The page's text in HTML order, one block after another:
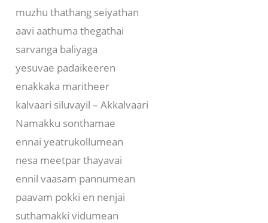
muzhu thathang seiyathan
aavi aathuma thegathai
sarvanga baliyaga
yesuvae padaikeeren
enakkaka maritheer
kalvaari siluvayil – Akkalvaari
Namakku sonthamae
ennai yeatrukollumean
nesa meetpar thayavai
ennil vaasam pannumean
paavam pokki en nenjai
suthamakki vidumean